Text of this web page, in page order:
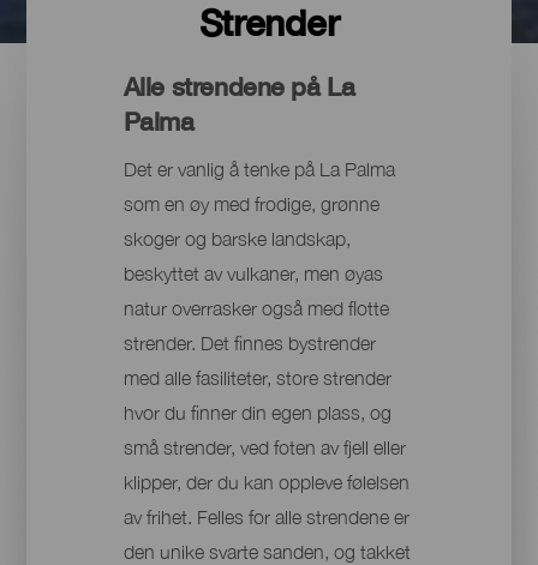
Strender
Alle strendene på La
Palma
Det er vanlig å tenke på La Palma
som en øy med frodige, grønne
skoger og barske landskap,
beskyttet av vulkaner, men øyas
natur overrasker også med flotte
strender. Det finnes bystrender
med alle fasiliteter, store strender
hvor du finner din egen plass, og
små strender, ved foten av fjell eller
klipper, der du kan oppleve følelsen
av frihet. Felles for alle strendene er
den unike svarte sanden, og takket